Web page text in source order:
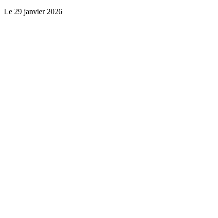
Le 29 janvier 2026